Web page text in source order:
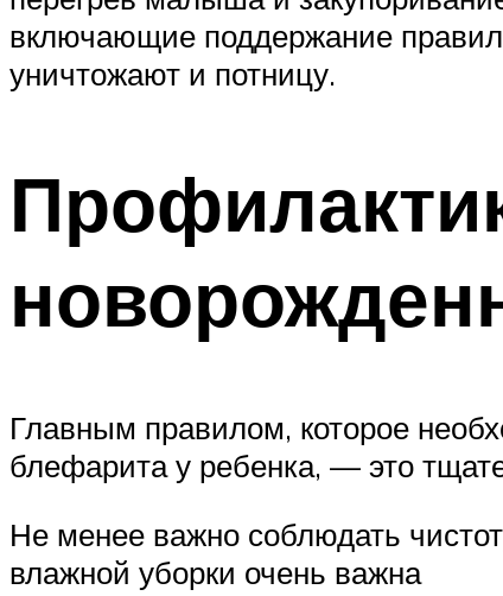
включающие поддержание
уничтожают и потницу.
Главным правилом, которое
блефарита у ребенка, — это
Не менее важно соблюдать
влажной уборки очень важна